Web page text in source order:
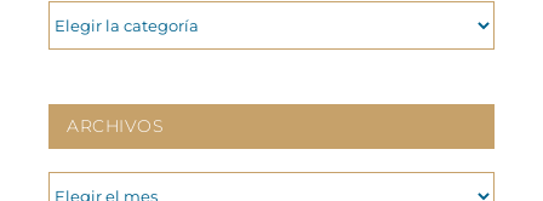
CATEGORIAS
ARCHIVOS
ARCHIVOS